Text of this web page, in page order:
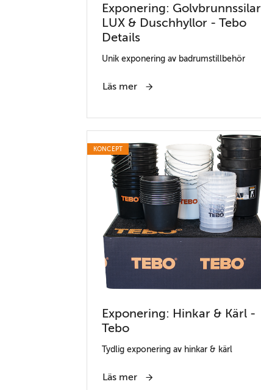
Exponering: Golvbrunnssilar
LUX & Duschhyllor - Tebo
Details
Unik exponering av badrumstillbehör
Läs mer
KONCEPT
Exponering: Hinkar & Kärl -
Tebo
Tydlig exponering av hinkar & kärl
Läs mer